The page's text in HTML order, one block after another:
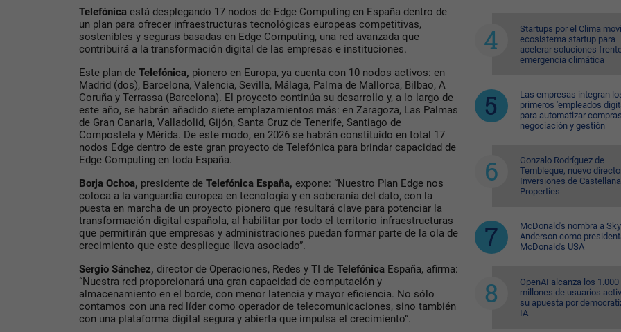
Telefónica está desplegando 17 nodos de Edge Computing en España dentro de
un plan para ofrecer infraestructuras tecnológicas europeas competitivas,
sostenibles y seguras basadas en Edge Computing, una red avanzada que
contribuirá a la transformación digital de las empresas e instituciones.
Este plan de Telefónica, pionero en Europa, ya cuenta con 10 nodos activos: en
Madrid (dos), Barcelona, Valencia, Sevilla, Málaga, Palma de Mallorca, Bilbao, A
Coruña y Terrassa (Barcelona). El proyecto continúa su desarrollo y, a lo largo de
este año, se habrán añadido siete emplazamientos más: en Zaragoza, Las Palmas
de Gran Canaria, Valladolid, Gijón, Santa Cruz de Tenerife, Santiago de
Compostela y Mérida. De este modo, en 2026 se habrán constituido en total 17
nodos Edge dentro de este gran proyecto de Telefónica para brindar capacidad de
Edge Computing en toda España.
Borja Ochoa, presidente de Telefónica España, expone: “Nuestro Plan Edge nos
coloca a la vanguardia europea en tecnología y en soberanía del dato, con la
puesta en marcha de un proyecto pionero que resultará clave para potenciar la
transformación digital española, al habilitar por todo el territorio infraestructuras
que permitirán que empresas y administraciones puedan formar parte de la ola de
crecimiento que este despliegue lleva asociado”.
Sergio Sánchez, director de Operaciones, Redes y TI de Telefónica España, afirma:
“Nuestra red proporcionará una gran capacidad de computación y
almacenamiento en el borde, con menor latencia y mayor eficiencia. No sólo
contamos con una red líder como operador de telecomunicaciones, sino también
con una plataforma digital segura y abierta que impulsa el crecimiento”.
Startups por el Clima
ecosistema startup para
acelerar soluciones
emergencia climática
Las empresas integran
primeros 'empleados
para automatizar
negociación y gestión
Gonzalo Rodríguez de
Tembleque, nuevo
Inversiones de Castellana
Properties
McDonald's nombra a
Anderson como
McDonald's USA
OpenAI alcanza los 1.000
millones de usuarios
su apuesta por
IA